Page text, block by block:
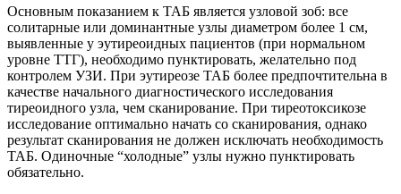
Основным показанием к ТАБ является узловой зоб: все
солитарные или доминантные узлы диаметром более 1 см,
выявленные у эутиреоидных пациентов (при нормальном
уровне ТТГ), необходимо пунктировать, желательно под
контролем УЗИ. При эутиреозе ТАБ более предпочтительна в
качестве начального диагностического исследования
тиреоидного узла, чем сканирование. При тиреотоксикозе
исследование оптимально начать со сканирования, однако
результат сканирования не должен исключать необходимость
ТАБ. Одиночные “холодные” узлы нужно пунктировать
обязательно.